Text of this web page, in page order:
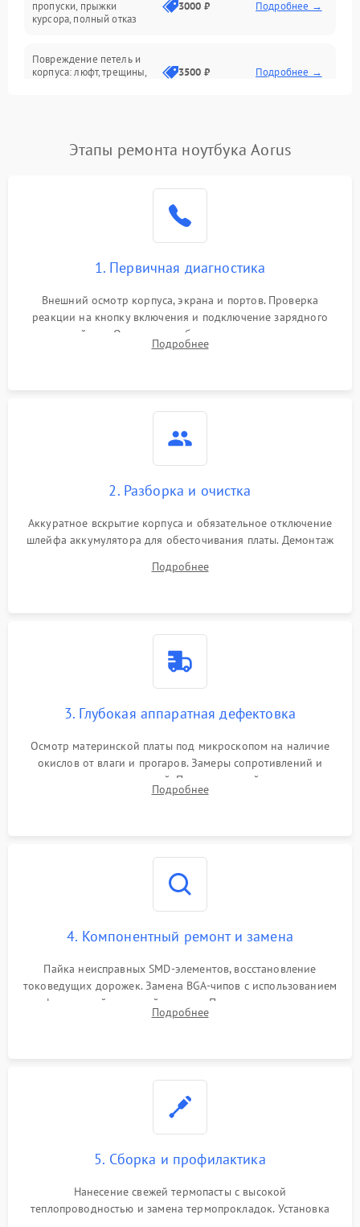
пропуски, прыжки
курсора, полный отказ
3000 ₽ Подробнее →
Повреждение петель и
корпуса: люфт, трещины,
3500 ₽ Подробнее →
невозможность зарядки,
2500 ₽ Подробнее →
2000 ₽
Перегрев из‑за пыли,
неисправности кулера
Выход из строя SSD или
HDD: медленная загрузка,
2000 ₽
Проблемы Wi‑Fi или
Этапы ремонта ноутбука Aorus
1. Первичная диагностика
Внешний осмотр корпуса, экрана и портов. Проверка
реакции на кнопку включения и подключение зарядного
устройства. Оценка потребления тока с помощью
лабораторного блока питания для локализации проблемы.
Подробнее
2. Разборка и очистка
Аккуратное вскрытие корпуса и обязательное отключение
шлейфа аккумулятора для обесточивания платы. Демонтаж
высохшей термопасты с кристаллов чипов.
Подробнее
3. Глубокая аппаратная дефектовка
Осмотр материнской платы под микроскопом на наличие
окислов от влаги и прогаров. Замеры сопротивлений и
дежурных напряжений. Проверка цепей питания,
мультиконтроллера, процессора и видеочипа.
Подробнее
4. Компонентный ремонт и замена
Пайка неисправных SMD-элементов, восстановление
токоведущих дорожек. Замена BGA-чипов с использованием
инфракрасной паяльной станции. Прошивка микросхемы
BIOS или замена поврежденных портов USB
Подробнее
5. Сборка и профилактика
Нанесение свежей термопасты с высокой
теплопроводностью и замена термопрокладок. Установка